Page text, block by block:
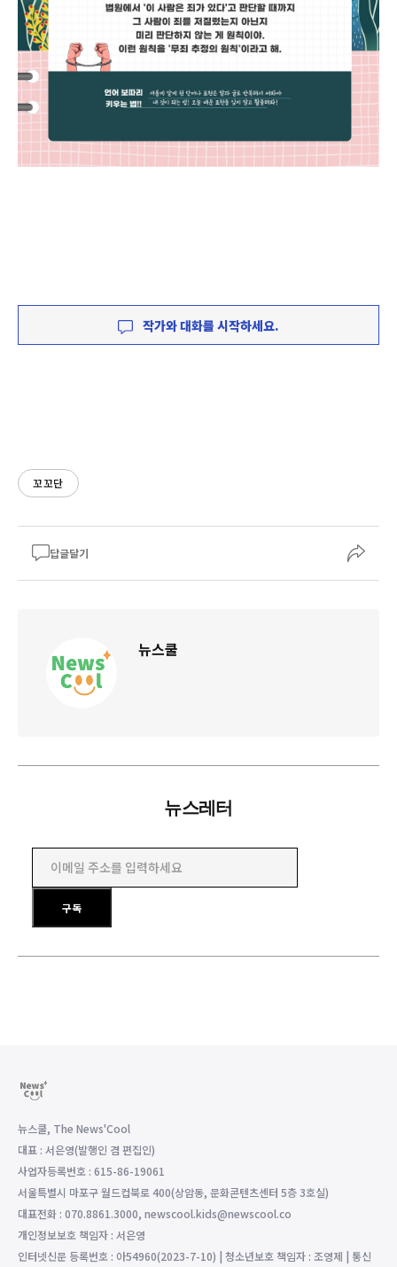
작가와 대화를 시작하세요.
꼬꼬단
답글달기
뉴스쿨
뉴스레터
구독
뉴스쿨, The News'Cool
대표 : 서은영(발행인 겸 편집인)
사업자등록번호 : 615-86-19061
서울특별시 마포구 월드컵북로 400(상암동, 문화콘텐츠센터 5층 3호실)
대표전화 : 070.8861.3000, newscool.kids@newscool.co
개인정보보호 책임자 : 서은영
인터넷신문 등록번호 : 아54960(2023-7-10) | 청소년보호 책임자 : 조영제 | 통신